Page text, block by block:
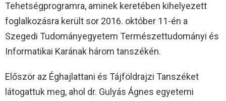
Tehetségprogramra, aminek keretében kihelyezett
foglalkozásra került sor 2016. október 11-én a
Szegedi Tudományegyetem Természettudományi és
Informatikai Karának három tanszékén.
Először az Éghajlattani és Tájföldrajzi Tanszéket
látogattuk meg, ahol dr. Gulyás Ágnes egyetemi